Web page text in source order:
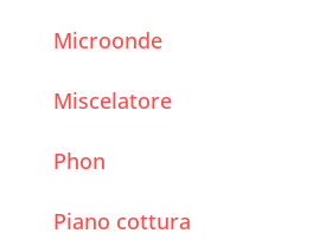
Microonde
Miscelatore
Phon
Piano cottura